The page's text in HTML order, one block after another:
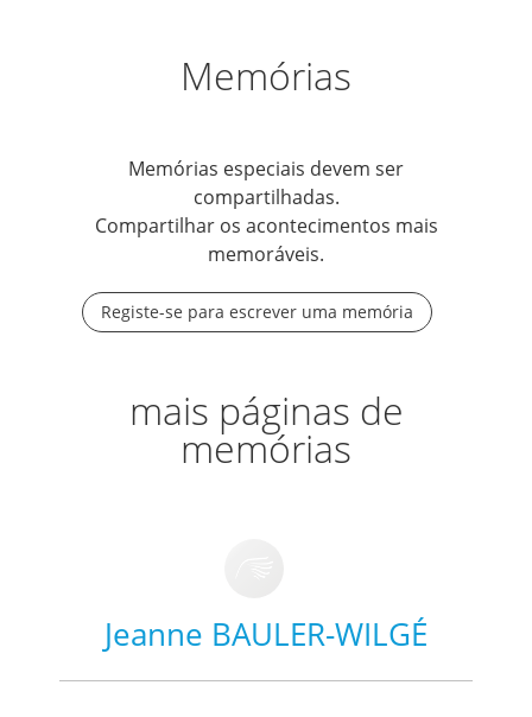
Memórias
Memórias especiais devem ser
compartilhadas.
Compartilhar os acontecimentos mais
memoráveis.
Registe-se para escrever uma memória
mais páginas de
memórias
Jeanne BAULER-WILGÉ